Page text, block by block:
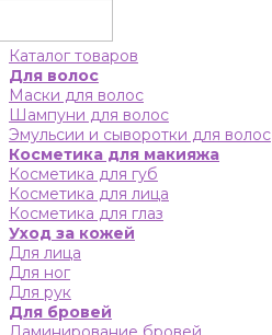
Каталог товаров
Для волос
Маски для волос
Шампуни для волос
Эмульсии и сыворотки для волос
Косметика для макияжа
Косметика для губ
Косметика для лица
Косметика для глаз
Уход за кожей
Для лица
Для ног
Для рук
Для бровей